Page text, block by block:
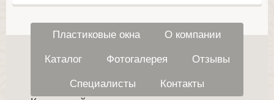
Пластиковые окна О компании
Каталог Фотогалерея Отзывы
Специалисты
Контакты